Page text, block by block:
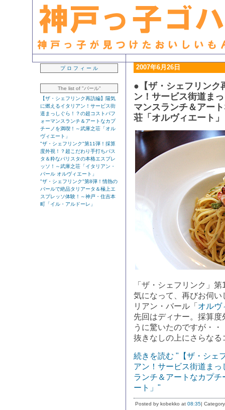
プ ロ フ ィ ー ル
The list of "バール"
【ザ・シェフリンク再訪編】陽気
に燃えるイタリアン！サービス街
道まっしぐら！？の超コストパフ
ォーマンスランチ＆アートなカプ
チーノを満喫！～武庫之荘「オル
ヴィエート」
"ザ・シェフリンク"第11弾！採算
度外視！？超こだわり手打ちパス
タ＆粋なバリスタの本格エスプレ
ッソ！～武庫之荘「イタリアン・
バール オルヴィエート」
"ザ・シェフリンク"第8弾！情熱の
バールで絶品タリアータ＆極上エ
スプレッソ体験！～神戸・住吉本
町「イル・アルドーレ」
2007年6月26日
●【ザ・シェフリンク
ン！サービス街道ま
マンスランチ＆アー
荘「オルヴィエート」
「ザ・シェフリンク」
気になって、再びお伺
リアン・バール「 オルヴ
先回はディナー。採算
うに驚いたのですが・
抜きなしの上にさらな
続きを読む "【ザ・シェ
アン！サービス街道ま
ランチ＆アートなカプ
ート」"
Posted by kobekko at 08:35|